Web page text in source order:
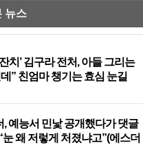
뉴스
치’ 김구라 전처, 아들 그리는
” 친엄마 챙기는 효심 눈길
, 예능서 민낯 공개했다가 댓글
눈 왜 저렇게 처졌냐고”(에스더